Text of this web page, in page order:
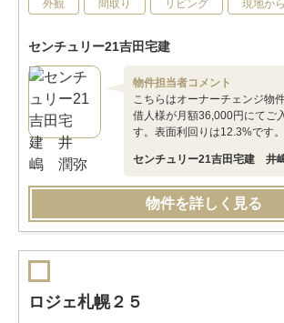
外観 間取り リビング 現地か
センチュリー21吉田宅建
物件担当者コメント
こちらはオーナーチェンジ物
借人様が月額36,000円にてご
す。表面利回りは12.3%です。
センチュリー21吉田宅建 井
物件を詳しく見る
ロジェ札幌２５